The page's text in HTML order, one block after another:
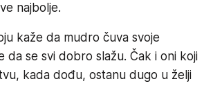
najbolje.
kaže da mudro čuva svoje
da se svi dobro slažu. Čak i oni koji
kada dođu, ostanu dugo u želji